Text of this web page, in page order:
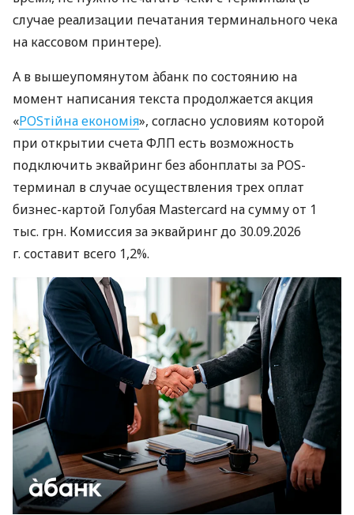
случае реализации печатания терминального чека
на кассовом принтере).
А в вышеупомянутом àбанк по состоянию на
момент написания текста продолжается акция
«POSтійна економія», согласно условиям которой
при открытии счета ФЛП есть возможность
подключить эквайринг без абонплаты за POS-
терминал в случае осуществления трех оплат
бизнес-картой Голубая Mastercard на сумму от 1
тыс. грн. Комиссия за эквайринг до 30.09.2026
г. составит всего 1,2%.